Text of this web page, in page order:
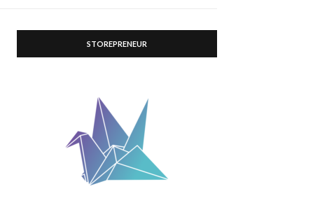
STOREPRENEUR